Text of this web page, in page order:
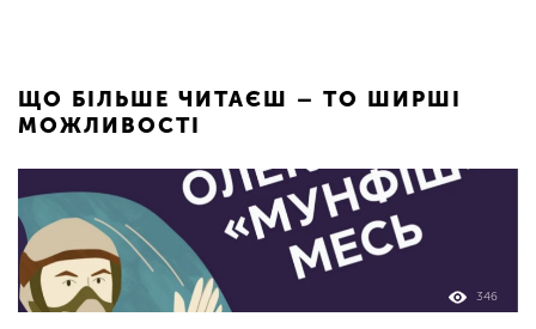
ЩО БІЛЬШЕ ЧИТАЄШ – ТО ШИРШІ
МОЖЛИВОСТІ
346